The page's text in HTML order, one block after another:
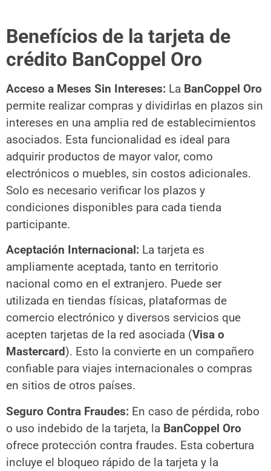
Benefícios de la tarjeta de
crédito BanCoppel Oro
Acceso a Meses Sin Intereses: La BanCoppel Oro
permite realizar compras y dividirlas en plazos sin
intereses en una amplia red de establecimientos
asociados. Esta funcionalidad es ideal para
adquirir productos de mayor valor, como
electrónicos o muebles, sin costos adicionales.
Solo es necesario verificar los plazos y
condiciones disponibles para cada tienda
participante.
Aceptación Internacional: La tarjeta es
ampliamente aceptada, tanto en territorio
nacional como en el extranjero. Puede ser
utilizada en tiendas físicas, plataformas de
comercio electrónico y diversos servicios que
acepten tarjetas de la red asociada (Visa o
Mastercard). Esto la convierte en un compañero
confiable para viajes internacionales o compras
en sitios de otros países.
Seguro Contra Fraudes: En caso de pérdida, robo
o uso indebido de la tarjeta, la BanCoppel Oro
ofrece protección contra fraudes. Esta cobertura
incluye el bloqueo rápido de la tarjeta y la